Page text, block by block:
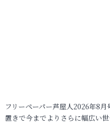
フリーペーパー芦屋人2026年8
置きで今までよりさらに幅広い